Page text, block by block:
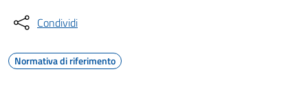
Condividi
Normativa di riferimento